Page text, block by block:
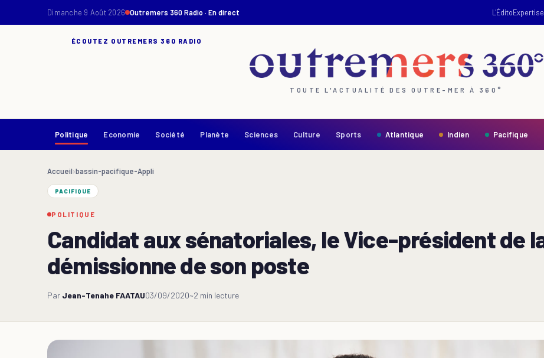
Dimanche 9 Août 2026 Outremers 360 Radio · En direct L'Édito
ÉCOUTEZ OUTREMERS 360 RADIO
TOUTE L'ACTUALITÉ DES OUTRE-MER À 360°
Politique Economie Société Planète Sciences Culture Sports Atlantique Indien Pacifique
Accueil›bassin-pacifique-Appli
PACIFIQUE
POLITIQUE
Candidat aux sénatoriales, le Vice-président de
démissionne de son poste
Par Jean-Tenahe FAATAU03/09/2020~2 min lecture